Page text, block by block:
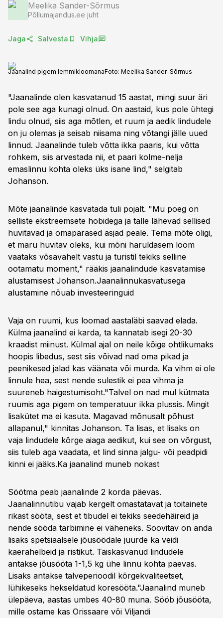
Meelika Sander-Sõrmus
Põllumajandus.ee juht
Jaga Salvesta Vihja
Jaanalind pigem lemmikloomanaFoto: Meelika Sander-Sõrmus
"Jaanalinde olen kasvatanud 15 aastat, mingi suur äri
pole see aga kunagi olnud. On aastaid, kus pole ühtegi
lindu olnud, siis aga mõtlen, et ruum ja aedik lindudele
on ju olemas ja seisab niisama ning võtangi jälle uued
linnud. Jaanalinde tuleb võtta ikka paaris, kui võtta
rohkem, siis arvestada nii, et paari kolme-nelja
emaslinnu kohta oleks üks isane lind," selgitab
Johanson.
Mõte jaanalinde kasvatada tuli pojalt. "Mu poeg on
selliste ekstreemsete hobidega ja talle lähevad sellised
huvitavad ja omapärased asjad peale. Tema mõte oligi,
et maru huvitav oleks, kui mõni haruldasem loom
vaataks võsavahelt vastu ja turistil tekiks selline
ootamatu moment," rääkis jaanalindude kasvatamise
alustamisest Johanson.Jaanalinnukasvatusega
alustamine nõuab investeeringuid
Vaja on ruumi, kus loomad aastaläbi saavad elada.
Külma jaanalind ei karda, ta kannatab isegi 20-30
kraadist miinust. Külmal ajal on neile kõige ohtlikumaks
hoopis libedus, sest siis võivad nad oma pikad ja
peenikesed jalad kas väänata või murda. Ka vihm ei ole
linnule hea, sest nende sulestik ei pea vihma ja
suureneb haigestumisoht."Talvel on nad mul kütmata
ruumis aga pigem on temperatuur ikka plussis. Mingit
lisakütet ma ei kasuta. Magavad mõnusalt põhust
allapanul," kinnitas Johanson. Ta lisas, et lisaks on
vaja lindudele kõrge aiaga aedikut, kui see on võrgust,
siis tuleb aga vaadata, et lind sinna jalgu- või peadpidi
kinni ei jääks.Ka jaanalind muneb nokast
Söötma peab jaanalinde 2 korda päevas.
Jaanalinnutibu vajab kergelt omastatavat ja toitainete
rikast sööta, sest et tibudel ei tekiks seedehäireid ja
nende sööda tarbimine ei väheneks. Soovitav on anda
lisaks spetsiaalsele jõusöödale juurde ka veidi
kaerahelbeid ja ristikut. Täiskasvanud lindudele
antakse jõusööta 1-1,5 kg ühe linnu kohta päevas.
Lisaks antakse talveperioodil kõrgekvaliteetset,
lühikeseks hekseldatud koresööta."Jaanalind muneb
ülepäeva, aastas umbes 40-80 muna. Sööb jõusööta,
mille ostame kas Orissaare või Viljandi